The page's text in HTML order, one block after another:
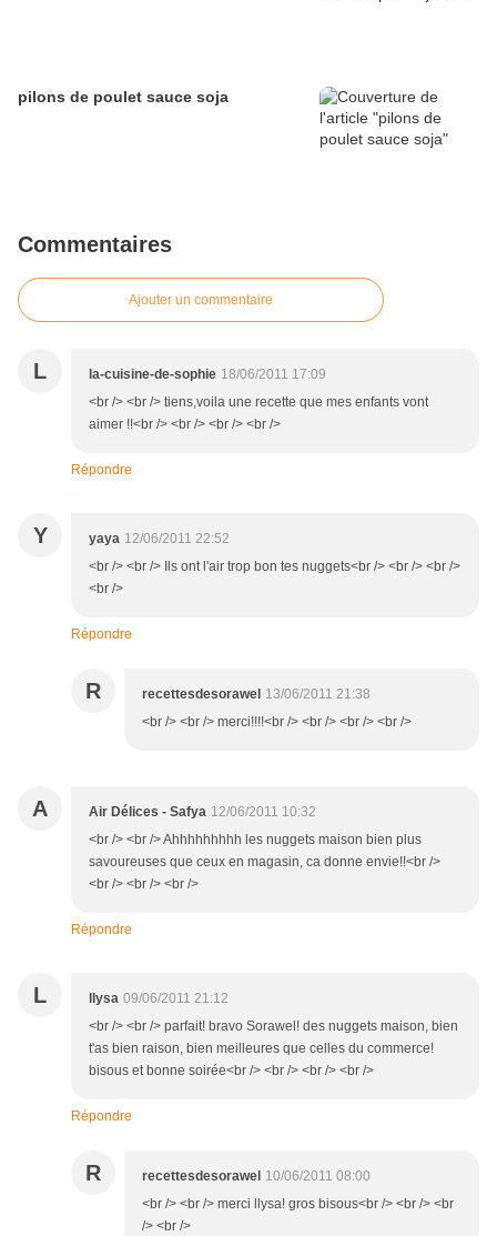
pilons de poulet sauce soja
Commentaires
Ajouter un commentaire
L la-cuisine-de-sophie 18/06/2011 17:09
<br /> <br /> tiens,voila une recette que mes enfants vont
aimer !!<br /> <br /> <br /> <br />
Répondre
Y yaya 12/06/2011 22:52
<br /> <br /> Ils ont l'air trop bon tes nuggets<br /> <br /> <br />
<br />
Répondre
R recettesdesorawel 13/06/2011 21:38
<br /> <br /> merci!!!!<br /> <br /> <br /> <br />
A Air Délices - Safya 12/06/2011 10:32
<br /> <br /> Ahhhhhhhhh les nuggets maison bien plus
savoureuses que ceux en magasin, ca donne envie!!<br />
<br /> <br /> <br />
Répondre
L llysa 09/06/2011 21:12
<br /> <br /> parfait! bravo Sorawel! des nuggets maison, bien
t'as bien raison, bien meilleures que celles du commerce!
bisous et bonne soirée<br /> <br /> <br /> <br />
Répondre
R recettesdesorawel 10/06/2011 08:00
<br /> <br /> merci llysa! gros bisous<br /> <br /> <br
/> <br />